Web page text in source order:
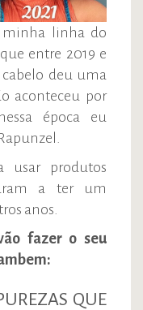
minha linha do
entre 2019 e
deu uma
aconteceu por
época eu
usar produtos
a ter um
anos.
fazer o seu
QUE